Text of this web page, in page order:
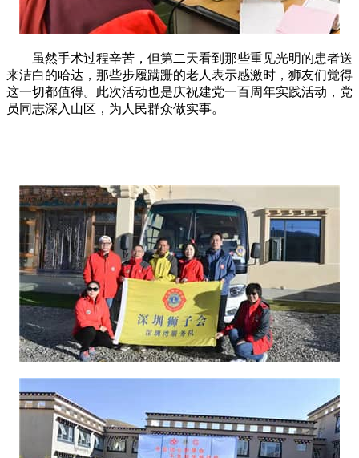
虽然手术过程辛苦，但第二天看到那些重见光明的患者送
来洁白的哈达，那些步履蹒跚的老人表示感激时，狮友们觉得
这一切都值得。此次活动也是庆祝建党一百周年实践活动，党
员同志深入山区，为人民群众做实事。